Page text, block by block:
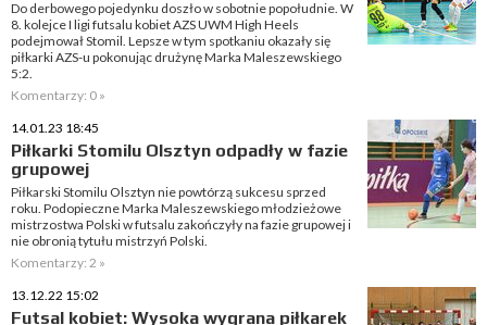
Do derbowego pojedynku doszło w sobotnie popołudnie. W
8. kolejce I ligi futsalu kobiet AZS UWM High Heels
podejmował Stomil. Lepsze w tym spotkaniu okazały się
piłkarki AZS-u pokonując drużynę Marka Maleszewskiego
5:2.
Komentarzy: 0 »
14.01.23 18:45
Piłkarki Stomilu Olsztyn odpadły w fazie
grupowej
Piłkarski Stomilu Olsztyn nie powtórzą sukcesu sprzed
roku. Podopieczne Marka Maleszewskiego młodzieżowe
mistrzostwa Polski w futsalu zakończyły na fazie grupowej i
nie obronią tytułu mistrzyń Polski.
Komentarzy: 2 »
13.12.22 15:02
Futsal kobiet: Wysoka wygrana piłkarek